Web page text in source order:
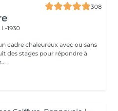
308
1930
cadre chaleureux avec ou sans
des stages pour répondre à